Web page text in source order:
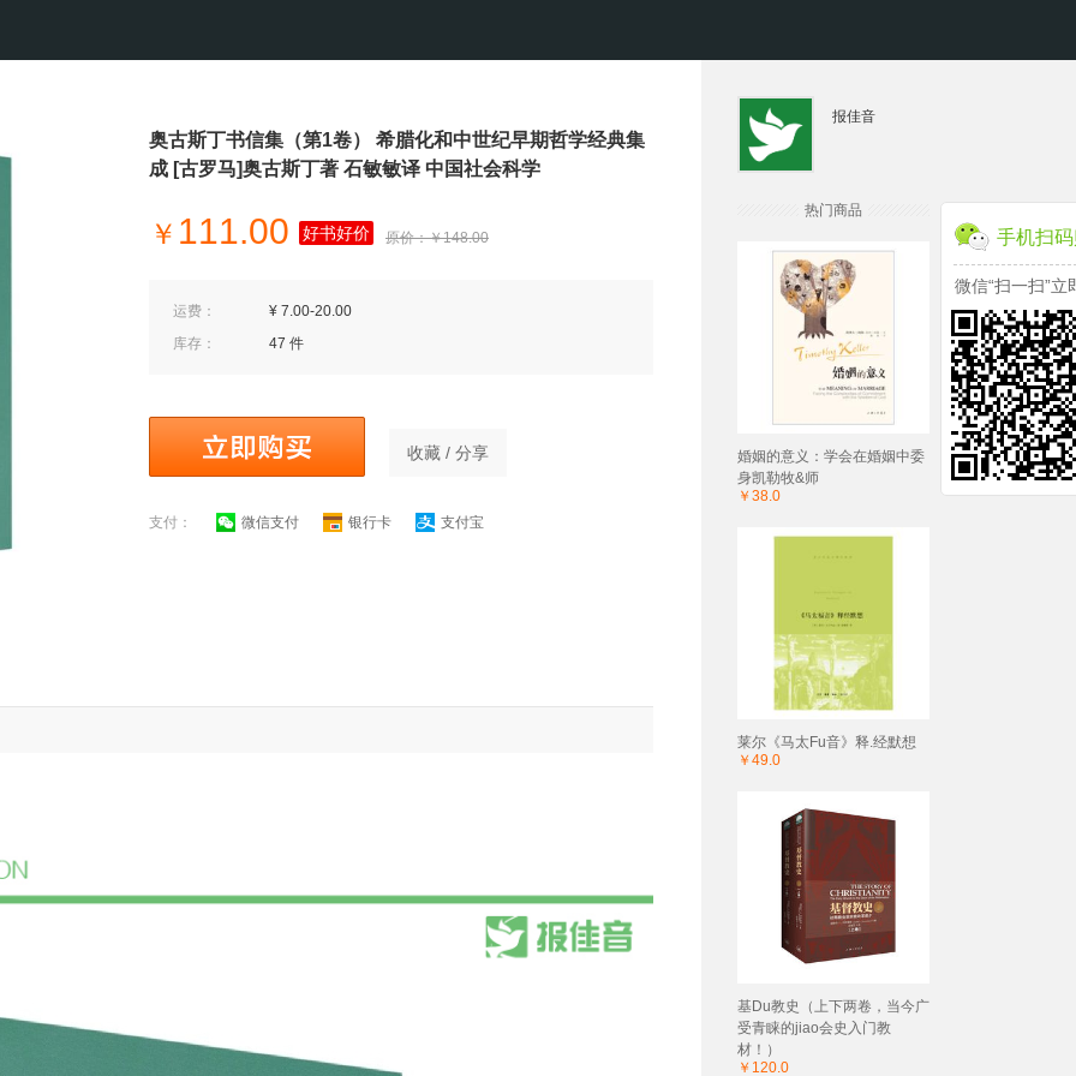
奥古斯丁书信集（第1卷） 希腊化和中世纪早期哲学经典集
成 [古罗马]奥古斯丁著 石敏敏译 中国社会科学
￥ 111.00 好书好价 原价：￥148.00
运费：
¥ 7.00-20.00
库存：
47 件
收藏 / 分享
支付： 微信支付 银行卡 支付宝
报佳音
热门商品
婚姻的意义：学会在婚姻中委
身凯勒牧&师
￥38.0
莱尔《马太Fu音》释.经默想
￥49.0
基Du教史（上下两卷，当今广
受青睐的jiao会史入门教
材！）
￥120.0
手机扫
微信“扫一扫”立